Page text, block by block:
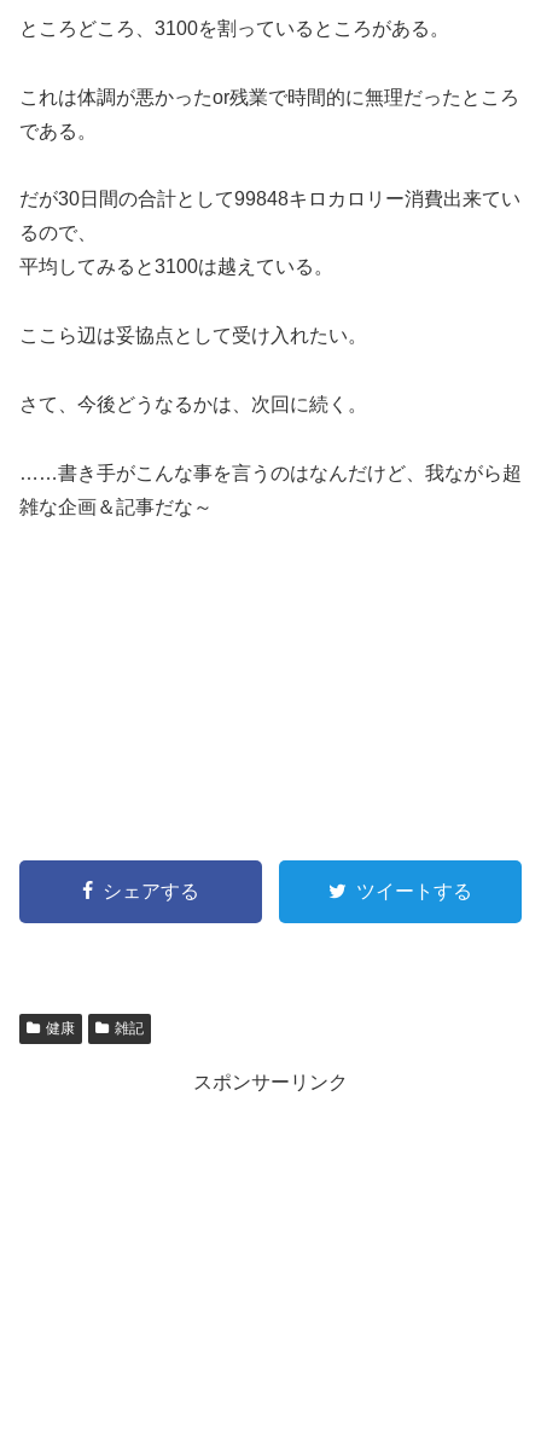
ところどころ、3100を割っているところがある。
これは体調が悪かったor残業で時間的に無理だったところ
である。
だが30日間の合計として99848キロカロリー消費出来てい
るので、
平均してみると3100は越えている。
ここら辺は妥協点として受け入れたい。
さて、今後どうなるかは、次回に続く。
……書き手がこんな事を言うのはなんだけど、我ながら超
雑な企画＆記事だな～
シェアする ツイートする
健康 雑記
スポンサーリンク